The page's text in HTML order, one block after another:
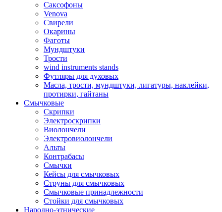
Саксофоны
Venova
Свирели
Окарины
Фаготы
Мундштуки
Трости
wind instruments stands
Футляры для духовых
Масла, трости, мундштуки, лигатуры, наклейки,
протирки, гайтаны
Смычковые
Скрипки
Электроскрипки
Виолончели
Электровиолончели
Альты
Контрабасы
Смычки
Кейсы для смычковых
Струны для смычковых
Смычковые принадлежности
Стойки для смычковых
Народно-этнические